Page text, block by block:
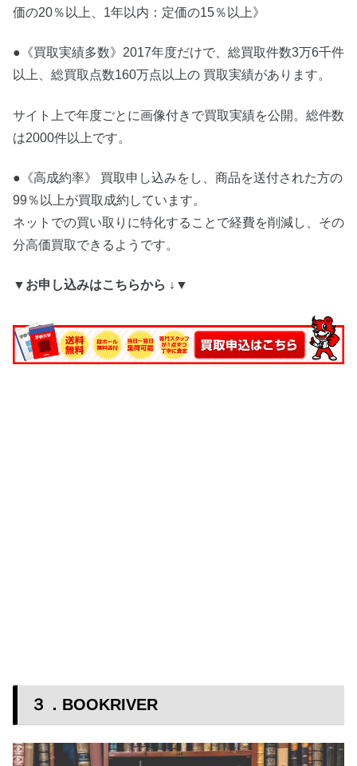
価の20％以上、1年以内：定価の15％以上》
●《買取実績多数》2017年度だけで、総買取件数3万6千件
以上、総買取点数160万点以上の 買取実績があります。
サイト上で年度ごとに画像付きで買取実績を公開。総件数
は2000件以上です。
●《高成約率》 買取申し込みをし、商品を送付された方の
99％以上が買取成約しています。
ネットでの買い取りに特化することで経費を削減し、その
分高価買取できるようです。
▼お申し込みはこちらから ↓▼
３．BOOKRIVER